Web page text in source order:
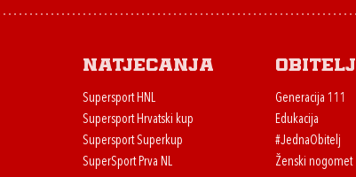
Natjecanja
Supersport HNL
Supersport Hrvatski kup
Supersport Superkup
SuperSport Prva NL
Obitelj
Generacija 111
Edukacija
#JednaObitelj
Ženski nogomet